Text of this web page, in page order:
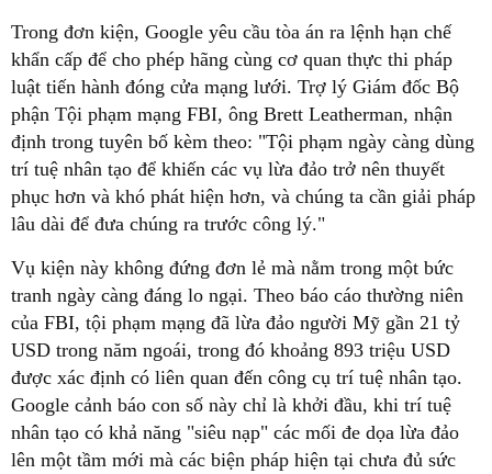
Trong đơn kiện, Google yêu cầu tòa án ra lệnh hạn chế
khẩn cấp để cho phép hãng cùng cơ quan thực thi pháp
luật tiến hành đóng cửa mạng lưới. Trợ lý Giám đốc Bộ
phận Tội phạm mạng FBI, ông Brett Leatherman, nhận
định trong tuyên bố kèm theo: "Tội phạm ngày càng dùng
trí tuệ nhân tạo để khiến các vụ lừa đảo trở nên thuyết
phục hơn và khó phát hiện hơn, và chúng ta cần giải pháp
lâu dài để đưa chúng ra trước công lý."
Vụ kiện này không đứng đơn lẻ mà nằm trong một bức
tranh ngày càng đáng lo ngại. Theo báo cáo thường niên
của FBI, tội phạm mạng đã lừa đảo người Mỹ gần 21 tỷ
USD trong năm ngoái, trong đó khoảng 893 triệu USD
được xác định có liên quan đến công cụ trí tuệ nhân tạo.
Google cảnh báo con số này chỉ là khởi đầu, khi trí tuệ
nhân tạo có khả năng "siêu nạp" các mối đe dọa lừa đảo
lên một tầm mới mà các biện pháp hiện tại chưa đủ sức